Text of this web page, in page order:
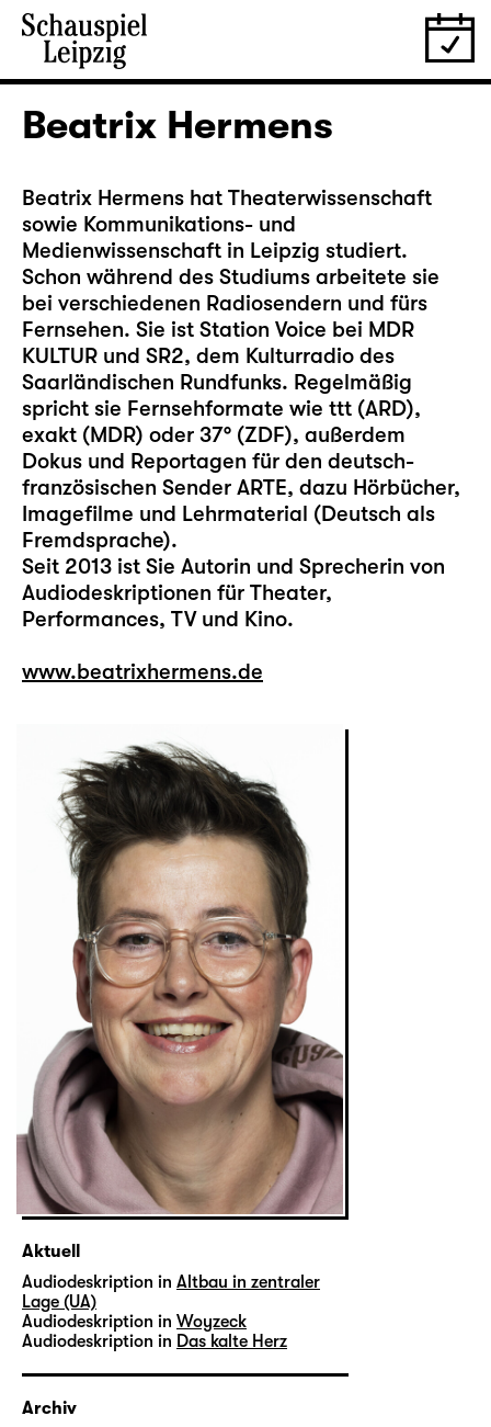
Beatrix Hermens
Beatrix Hermens hat Theaterwissenschaft
sowie Kommunikations- und
Medienwissenschaft in Leipzig studiert.
Schon während des Studiums arbeitete sie
bei verschiedenen Radiosendern und fürs
Fernsehen. Sie ist Station Voice bei MDR
KULTUR und SR2, dem Kulturradio des
Saarländischen Rundfunks. Regelmäßig
spricht sie Fernsehformate wie ttt (ARD),
exakt (MDR) oder 37° (ZDF), außerdem
Dokus und Reportagen für den deutsch-
französischen Sender ARTE, dazu Hörbücher,
Imagefilme und Lehrmaterial (Deutsch als
Fremdsprache).
Seit 2013 ist Sie Autorin und Sprecherin von
Audiodeskriptionen für Theater,
Performances, TV und Kino.
www.beatrixhermens.de
Aktuell
Audiodeskription in Altbau in zentraler
Lage (UA)
Audiodeskription in Woyzeck
Audiodeskription in Das kalte Herz
Archiv